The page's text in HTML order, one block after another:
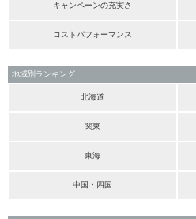
キャンペーンの充実さ
コストパフォーマンス
地域別ランキング
北海道
関東
東海
中国・四国